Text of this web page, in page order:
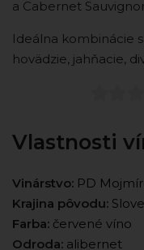
a Cabernet
Ideálna kombinácie
hovädzie, jahňacie,
Vlastnosti
Vinárstvo: PD
Krajina pôvodu:
Farba: červené víno
Odroda: alibernet